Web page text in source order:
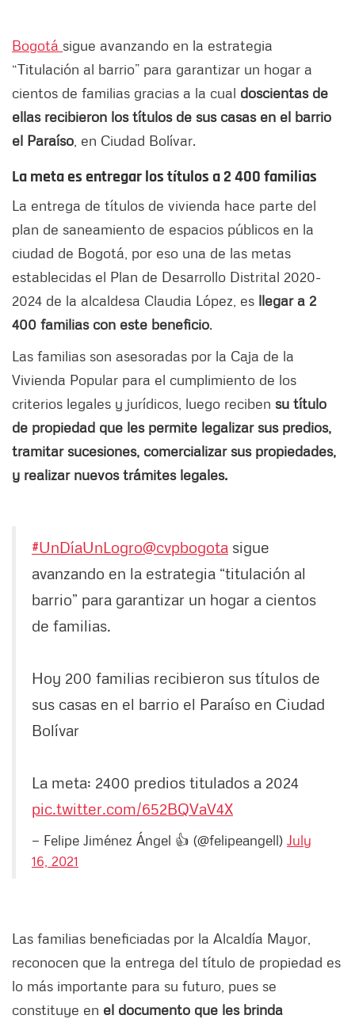
Bogotá sigue avanzando en la estrategia
“Titulación al barrio” para garantizar un hogar a
cientos de familias gracias a la cual doscientas de
ellas recibieron los títulos de sus casas en el barrio
el Paraíso , en Ciudad Bolívar.
La meta es entregar los títulos a 2 400 familias
La entrega de títulos de vivienda hace parte del
plan de saneamiento de espacios públicos en la
ciudad de Bogotá, por eso una de las metas
establecidas el Plan de Desarrollo Distrital 2020-
2024 de la alcaldesa Claudia López, es llegar a 2
400 familias con este beneficio.
Las familias son asesoradas por la Caja de la
Vivienda Popular para el cumplimiento de los
criterios legales y jurídicos, luego reciben su título
de propiedad que les permite legalizar sus predios,
tramitar sucesiones, comercializar sus propiedades,
y realizar nuevos trámites legales.
#UnDíaUnLogro@cvpbogota sigue
avanzando en la estrategia “titulación al
barrio” para garantizar un hogar a cientos
de familias.
Hoy 200 familias recibieron sus títulos de
sus casas en el barrio el Paraíso en Ciudad
Bolívar
La meta: 2400 predios titulados a 2024
pic.twitter.com/652BQVaV4X
— Felipe Jiménez Ángel 👍 (@felipeangell) July
16, 2021
Las familias beneficiadas por la Alcaldía Mayor,
reconocen que la entrega del título de propiedad es
lo más importante para su futuro, pues se
constituye en el documento que les brinda